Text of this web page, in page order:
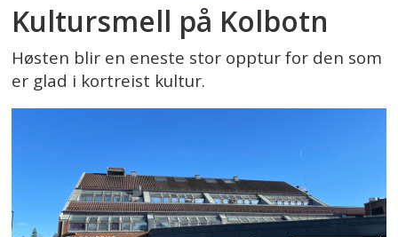
Kultursmell på Kolbotn
Høsten blir en eneste stor opptur for den som
er glad i kortreist kultur.